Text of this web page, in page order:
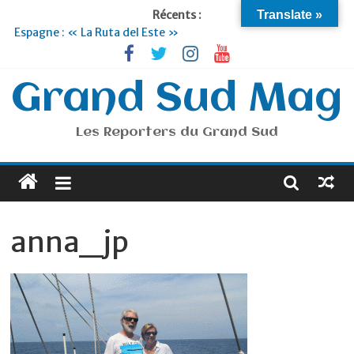
Récents :
Espagne : « La Ruta del Este »
Lyon : « Cirque Imagine »… Retour le 19 Septembre !
Briançon et la Vallée de Serre Chevalier : Le virage vert au
sommet
Je suis en Voyage
Portugal : « Tout l’Alentejo à pied »
Grand Sud Mag
Les Reporters du Grand Sud
anna_jp
Translate »